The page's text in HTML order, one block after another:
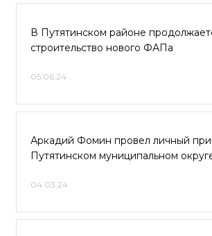
В Путятинском районе
строительство нового ФАПа
05.06.24
Аркадий Фомин провел личный
Путятинском муниципальном
04.03.24